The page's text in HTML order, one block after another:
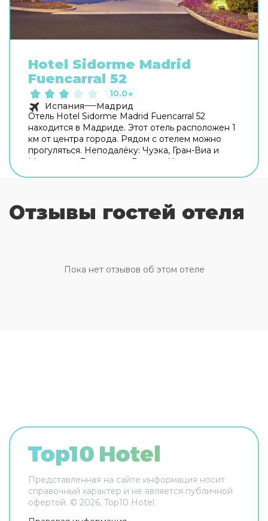
Hotel Sidorme Madrid
Fuencarral 52
10.0★
Испания
Мадрид
Отель Hotel Sidorme Madrid Fuencarral 52
находится в Мадриде. Этот отель расположен 1
км от центра города. Рядом с отелем можно
прогуляться. Неподалёку: Чуэка, Гран-Виа и
Монастырь Дескальсас Реалес. На территории
забронировать экскурсию, обратитесь в
экскурсионное бюро отеля. Удобно для гостей
услуги, пресса, прокат автомобилей, сейф и
консьерж. Сотрудники отеля поддержат беседу
Отзывы гостей отеля
Пока нет отзывов об этом отеле
Представленная на сайте информация носит
справочный характер и не является публичной
офертой. © 2026, Top10 Hotel